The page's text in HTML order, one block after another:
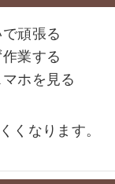
頑張る
業する
ホを見る
くなります。